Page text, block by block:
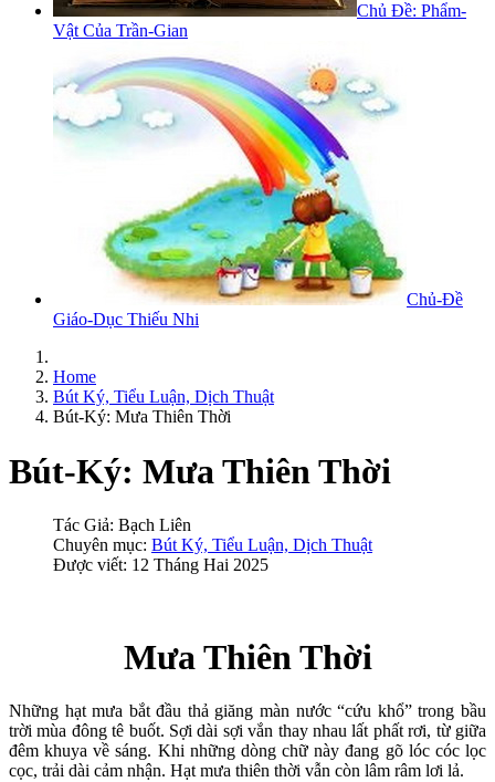
Chủ Đề: Phẩm-
Vật Của Trần-Gian
Chủ-Đề
Giáo-Dục Thiếu Nhi
Home
Bút Ký, Tiểu Luận, Dịch Thuật
Bút-Ký: Mưa Thiên Thời
Bút-Ký: Mưa Thiên Thời
Tác Giả: Bạch Liên
Chuyên mục: Bút Ký, Tiểu Luận, Dịch Thuật
Được viết: 12 Tháng Hai 2025
Mưa Thiên Thời
Những hạt mưa bắt đầu thả giăng màn nước “cứu khổ” trong bầu
trời mùa đông tê buốt. Sợi dài sợi vắn thay nhau lất phất rơi, từ giữa
đêm khuya về sáng. Khi những dòng chữ này đang gõ lóc cóc lọc
cọc, trải dài cảm nhận. Hạt mưa thiên thời vẫn còn lâm râm lơi lả.